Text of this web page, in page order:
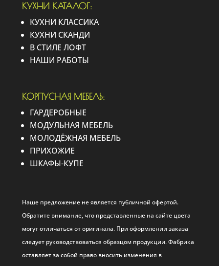
КУХНИ КАТАЛОГ:
КУХНИ КЛАССИКА
КУХНИ СКАНДИ
В СТИЛЕ ЛОФТ
НАШИ РАБОТЫ
КОРПУСНАЯ МЕБЕЛЬ:
ГАРДЕРОБНЫЕ
МОДУЛЬНАЯ МЕБЕЛЬ
МОЛОДЁЖНАЯ МЕБЕЛЬ
ПРИХОЖИЕ
ШКАФЫ-КУПЕ
Наше предложение не является публичной офертой.
Обратите внимание, что представленные на сайте цвета
могут отличаться от оригинала. При оформлении заказа
следует руководствоваться образцом продукции. Фабрика
оставляет за собой право вносить изменения в